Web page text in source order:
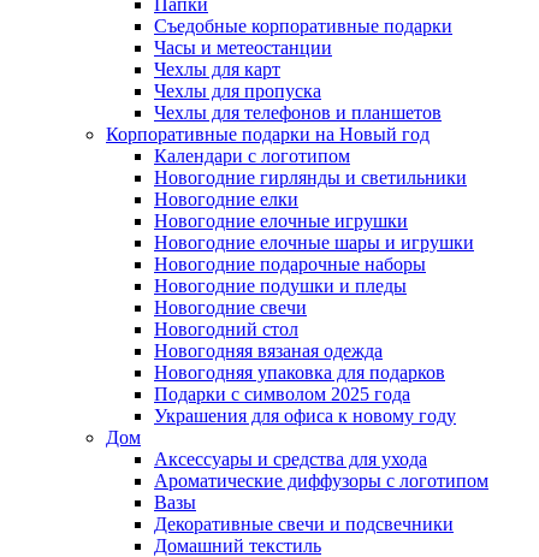
Папки
Съедобные корпоративные подарки
Часы и метеостанции
Чехлы для карт
Чехлы для пропуска
Чехлы для телефонов и планшетов
Корпоративные подарки на Новый год
Календари с логотипом
Новогодние гирлянды и светильники
Новогодние елки
Новогодние елочные игрушки
Новогодние елочные шары и игрушки
Новогодние подарочные наборы
Новогодние подушки и пледы
Новогодние свечи
Новогодний стол
Новогодняя вязаная одежда
Новогодняя упаковка для подарков
Подарки с символом 2025 года
Украшения для офиса к новому году
Дом
Аксессуары и средства для ухода
Ароматические диффузоры с логотипом
Вазы
Декоративные свечи и подсвечники
Домашний текстиль